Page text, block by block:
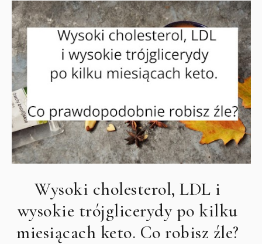
Wysoki cholesterol, LDL i
wysokie trójglicerydy po kilku
miesiącach keto. Co robisz źle?